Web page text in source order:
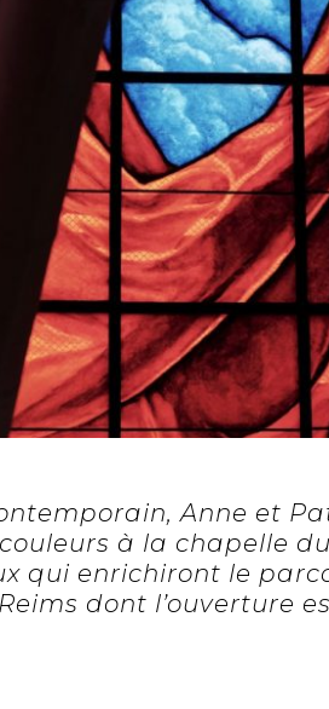
Anne et
à la chapelle
qui enrichiront le
dont l’ouverture